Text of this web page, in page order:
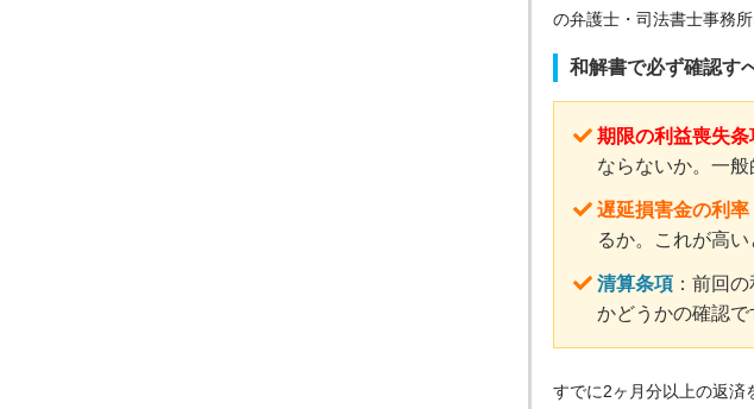
の弁護士・司法書士事務
和解書で必ず確認す
期限の利益喪失条
ならないか。一
遅延損害金の利率
るか。これが高
清算条項 ：前回
かどうかの確認で
すでに2ヶ月分以上の返済